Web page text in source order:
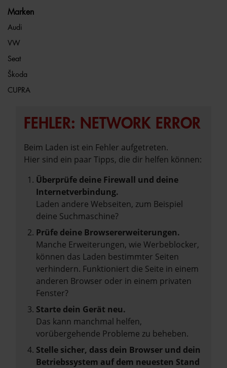
Marken
Audi
VW
Seat
Škoda
CUPRA
FEHLER: NETWORK ERROR
Beim Laden ist ein Fehler aufgetreten.
Hier sind ein paar Tipps, die dir helfen können:
Überprüfe deine Firewall und deine
Internetverbindung.
Laden andere Webseiten, zum Beispiel
deine Suchmaschine?
Prüfe deine Browsererweiterungen.
Manche Erweiterungen, wie Werbeblocker,
können das Laden bestimmter Seiten
verhindern. Funktioniert die Seite in einem
anderen Browser oder in einem privaten
Fenster?
Starte dein Gerät neu.
Das kann manchmal helfen,
vorübergehende Probleme zu beheben.
Stelle sicher, dass dein Browser und dein
Betriebssystem auf dem neuesten Stand